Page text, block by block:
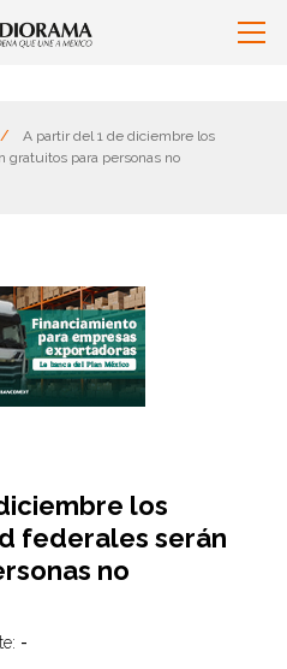
/
A partir del 1 de diciembre los
gratuitos para personas no
los
federales serán
no
-